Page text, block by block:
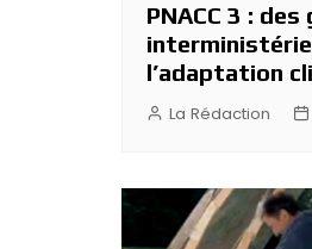
PNACC 3 :
l’adaptation
La Rédaction